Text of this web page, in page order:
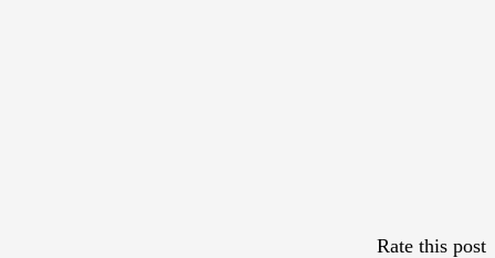
Rate this post